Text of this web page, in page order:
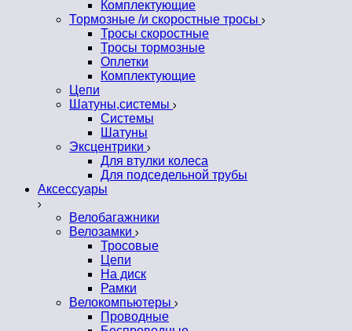
Комплектующие
Тормозные /и скоростные тросы
Тросы скоростные
Тросы тормозные
Оплетки
Комплектующие
Цепи
Шатуны,системы
Системы
Шатуны
Эксцентрики
Для втулки колеса
Для подседельной трубы
Аксессуары
Велобагажники
Велозамки
Тросовые
Цепи
На диск
Рамки
Велокомпьютеры
Проводные